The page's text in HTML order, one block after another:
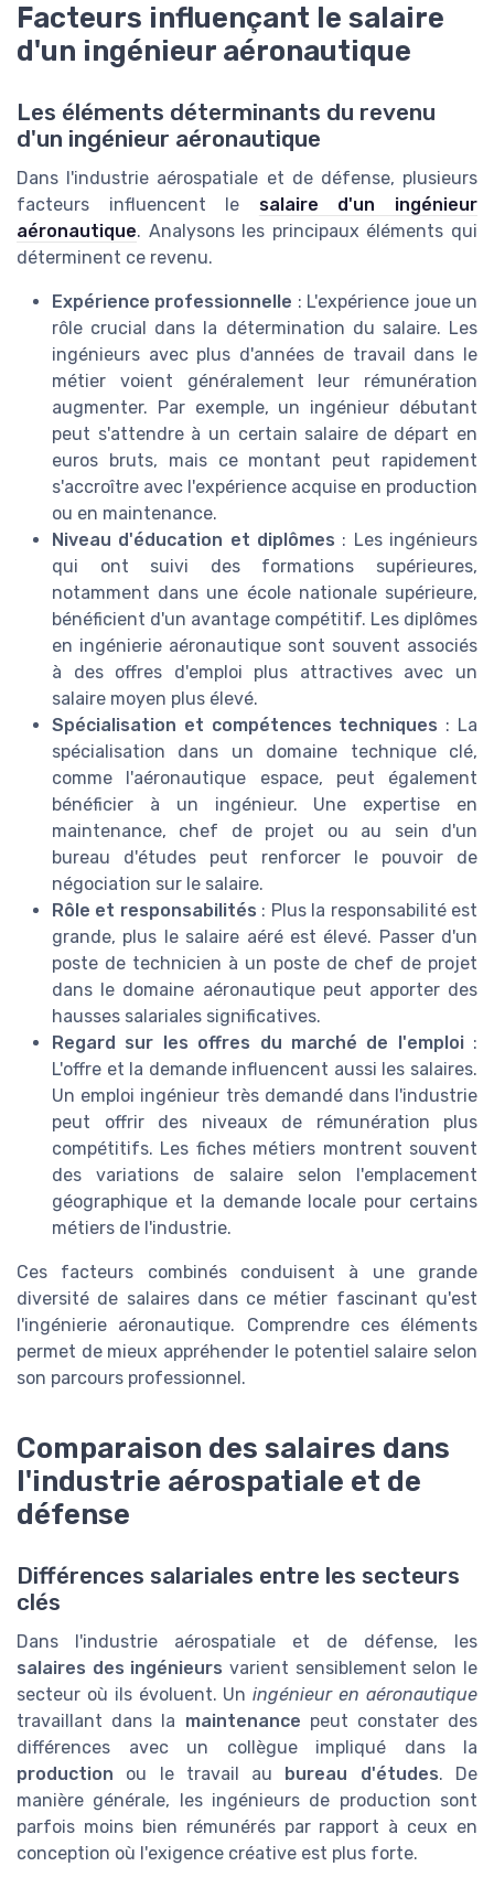
Facteurs influençant le salaire
d'un ingénieur aéronautique
Les éléments déterminants du revenu
d'un ingénieur aéronautique
Dans l'industrie aérospatiale et de défense, plusieurs
facteurs influencent le salaire d'un ingénieur
aéronautique. Analysons les principaux éléments qui
déterminent ce revenu.
Expérience professionnelle : L'expérience joue un
rôle crucial dans la détermination du salaire. Les
ingénieurs avec plus d'années de travail dans le
métier voient généralement leur rémunération
augmenter. Par exemple, un ingénieur débutant
peut s'attendre à un certain salaire de départ en
euros bruts, mais ce montant peut rapidement
s'accroître avec l'expérience acquise en production
ou en maintenance.
Niveau d'éducation et diplômes : Les ingénieurs
qui ont suivi des formations supérieures,
notamment dans une école nationale supérieure,
bénéficient d'un avantage compétitif. Les diplômes
en ingénierie aéronautique sont souvent associés
à des offres d'emploi plus attractives avec un
salaire moyen plus élevé.
Spécialisation et compétences techniques : La
spécialisation dans un domaine technique clé,
comme l'aéronautique espace, peut également
bénéficier à un ingénieur. Une expertise en
maintenance, chef de projet ou au sein d'un
bureau d'études peut renforcer le pouvoir de
négociation sur le salaire.
Rôle et responsabilités : Plus la responsabilité est
grande, plus le salaire aéré est élevé. Passer d'un
poste de technicien à un poste de chef de projet
dans le domaine aéronautique peut apporter des
hausses salariales significatives.
Regard sur les offres du marché de l'emploi:
L'offre et la demande influencent aussi les salaires.
Un emploi ingénieur très demandé dans l'industrie
peut offrir des niveaux de rémunération plus
compétitifs. Les fiches métiers montrent souvent
des variations de salaire selon l'emplacement
géographique et la demande locale pour certains
métiers de l'industrie.
Ces facteurs combinés conduisent à une grande
diversité de salaires dans ce métier fascinant qu'est
l'ingénierie aéronautique. Comprendre ces éléments
permet de mieux appréhender le potentiel salaire selon
son parcours professionnel.
Comparaison des salaires dans
l'industrie aérospatiale et de
défense
Différences salariales entre les secteurs
clés
Dans l'industrie aérospatiale et de défense, les
salaires des ingénieurs varient sensiblement selon le
secteur où ils évoluent. Uningénieur en aéronautique
travaillant dans la maintenance peut constater des
différences avec un collègue impliqué dans la
production ou le travail au bureau d'études. De
manière générale, les ingénieurs de production sont
parfois moins bien rémunérés par rapport à ceux en
conception où l'exigence créative est plus forte.